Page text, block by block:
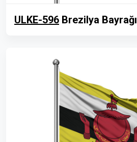
ULKE-596 Brezilya Bayrağı